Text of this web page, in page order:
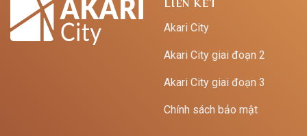
LIÊN KẾT
Akari City
Akari City giai đoạn 2
Akari City giai đoạn 3
Chính sách bảo mật